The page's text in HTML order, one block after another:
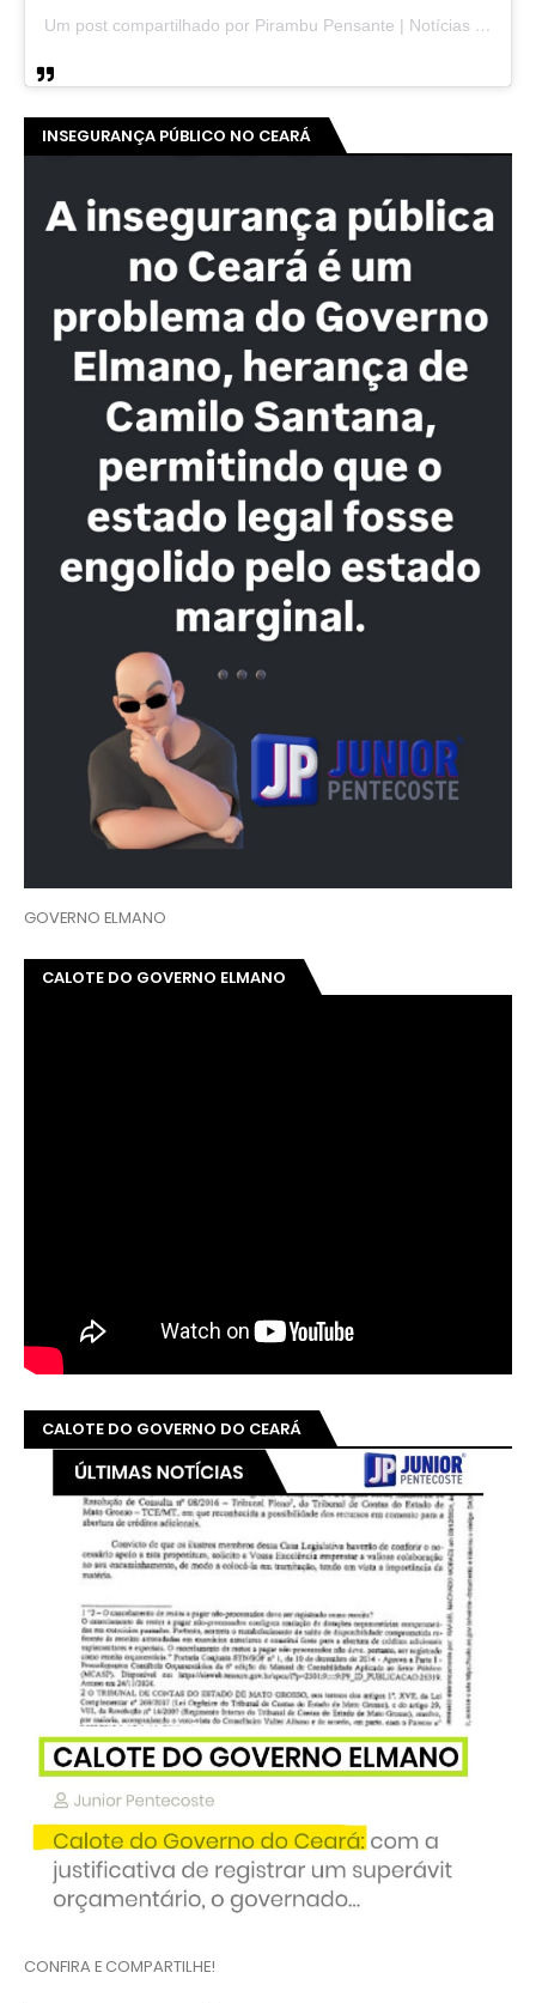
Um post compartilhado por Pirambu Pensante | Notícias & Entretenimento (@pirambupensante)
INSEGURANÇA PÚBLICO NO CEARÁ
GOVERNO ELMANO
CALOTE DO GOVERNO ELMANO
CALOTE DO GOVERNO DO CEARÁ
CONFIRA E COMPARTILHE!